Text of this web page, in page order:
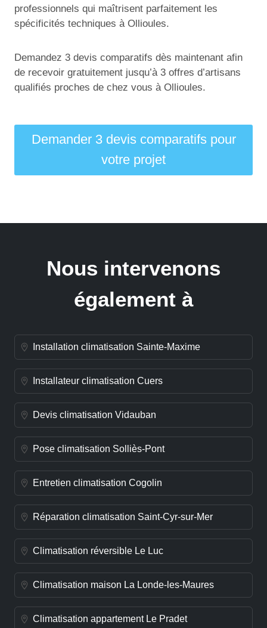
professionnels qui maîtrisent parfaitement les
spécificités techniques à Ollioules.
Demandez 3 devis comparatifs dès maintenant afin
de recevoir gratuitement jusqu’à 3 offres d’artisans
qualifiés proches de chez vous à Ollioules.
Demander 3 devis comparatifs pour
votre projet
Nous intervenons
également à
Installation climatisation Sainte-Maxime
Installateur climatisation Cuers
Devis climatisation Vidauban
Pose climatisation Solliès-Pont
Entretien climatisation Cogolin
Réparation climatisation Saint-Cyr-sur-Mer
Climatisation réversible Le Luc
Climatisation maison La Londe-les-Maures
Climatisation appartement Le Pradet